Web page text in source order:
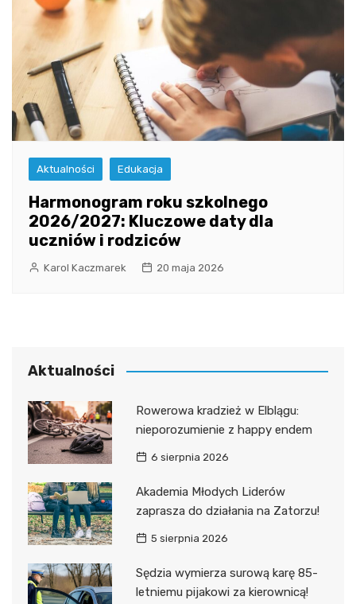
Aktualności Edukacja
Harmonogram roku szkolnego
2026/2027: Kluczowe daty dla
uczniów i rodziców
Karol Kaczmarek 20 maja 2026
Aktualności
Rowerowa kradzież w Elblągu:
nieporozumienie z happy endem
6 sierpnia 2026
Akademia Młodych Liderów
zaprasza do działania na Zatorzu!
5 sierpnia 2026
Sędzia wymierza surową karę 85-
letniemu pijakowi za kierownicą!